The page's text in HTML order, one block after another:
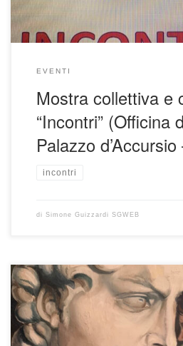
EVENTI
Mostra collettiva e
“Incontri” (Officina
Palazzo
incontri
di Simone Guizzardi SGWEB